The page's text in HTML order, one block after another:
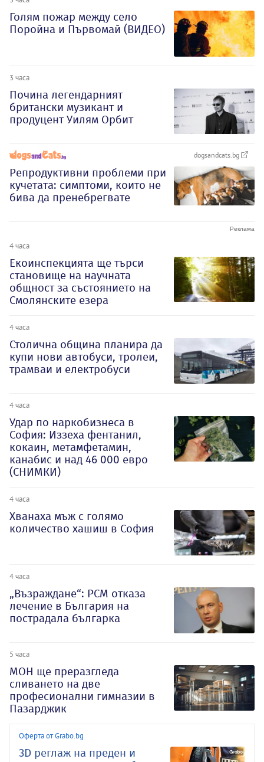
Голям пожар между село
Поройна и Първомай (ВИДЕО)
3 часа
Почина легендарният
британски музикант и
продуцент Уилям Орбит
dogsandcats.bg
Репродуктивни проблеми при
кучетата: симптоми, които не
бива да пренебрегвате
4 часа
Екоинспекцията ще търси
становище на научната
общност за състоянието на
Смолянските езера
4 часа
Столична община планира да
купи нови автобуси, тролеи,
трамваи и електробуси
4 часа
Удар по наркобизнеса в
София: Иззеха фентанил,
кокаин, метамфетамин,
канабис и над 46 000 евро
(СНИМКИ)
4 часа
Хванаха мъж с голямо
количество хашиш в София
4 часа
„Възраждане“: РСМ отказа
лечение в България на
пострадала българка
5 часа
МОН ще преразгледа
сливането на две
професионални гимназии в
Пазарджик
Оферта от Grabo.bg
3D реглаж на преден и